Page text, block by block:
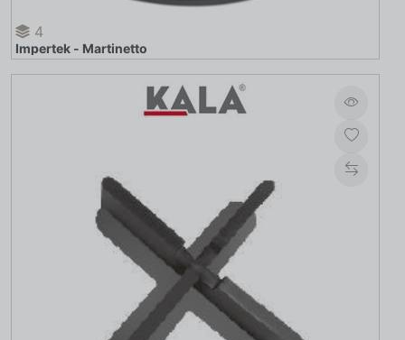
4
Impertek - Martinetto